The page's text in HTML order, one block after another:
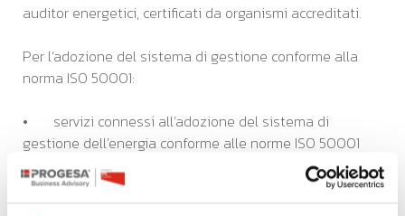
auditor energetici, certificati da organismi accreditati.
Per l’adozione del sistema di gestione conforme alla
norma ISO 50001:
• servizi connessi all’adozione del sistema di
gestione dell’energia conforme alle norme ISO 50001
relativo al sito produttivo oggetto di domanda di
contributo.